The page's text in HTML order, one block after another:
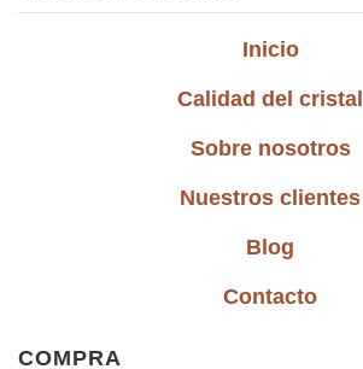
Inicio
Calidad del cristal
Sobre nosotros
Nuestros clientes
Blog
Contacto
COMPRA